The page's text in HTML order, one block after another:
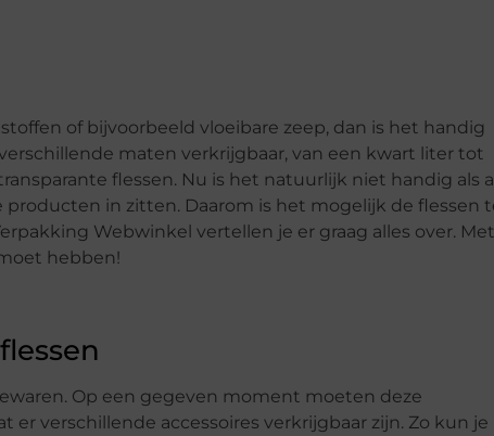
of bijvoorbeeld vloeibare zeep, dan is het handig
maten verkrijgbaar, van een kwart liter tot
flessen. Nu is het natuurlijk niet handig als
producten in zitten. Daarom is het mogelijk de flessen
Webwinkel vertellen je er graag alles over. Met
hebben!
Op een gegeven moment moeten deze
verschillende accessoires verkrijgbaar zijn. Zo kun je